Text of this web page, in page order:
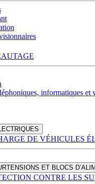
informatiques et
DE VÉHICULES
ET BLOCS
CONTRE LES